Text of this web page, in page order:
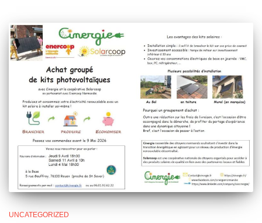
UNCATEGORIZED